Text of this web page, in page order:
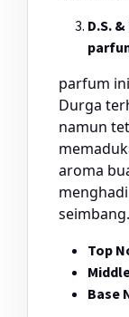
D.S.
parfum
Durga
namun
aroma
seimbang.
Top
Base